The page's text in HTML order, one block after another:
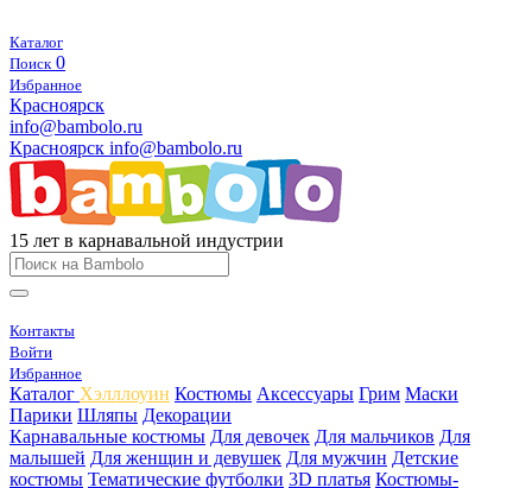
Каталог
Поиск 0
Избранное
Красноярск
info@bambolo.ru
Красноярск info@bambolo.ru
15 лет в карнавальной индустрии
Контакты
Войти
Избранное
Каталог Хэлллоуин Костюмы Аксессуары Грим Маски
Парики Шляпы Декорации
Карнавальные костюмы Для девочек Для мальчиков Для
малышей Для женщин и девушек Для мужчин Детские
костюмы Тематические футболки 3D платья Костюмы-